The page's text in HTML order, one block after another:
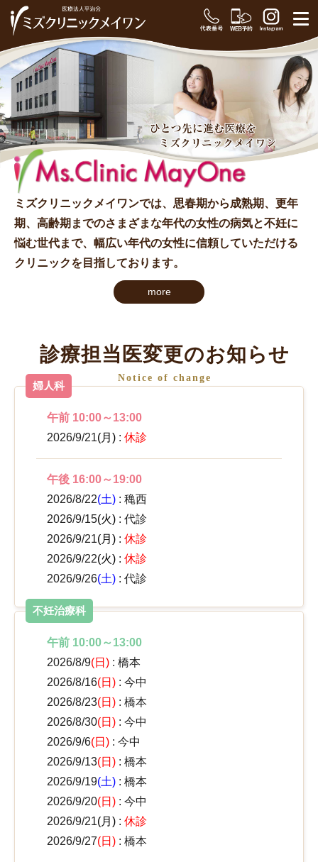
ミズクリニックメイワンでは、思春期から成熟期、更年
期、高齢期までのさまざまな年代の女性の病気と不妊に
悩む世代まで、幅広い年代の女性に信頼していただける
クリニックを目指しております。
more
診療担当医変更のお知らせ
Notice of change
婦人科
午前 10:00～13:00
2026/9/21(月) : 休診
午後 16:00～19:00
2026/8/22(土) : 穐西
2026/9/15(火) : 代診
2026/9/21(月) : 休診
2026/9/22(火) : 休診
2026/9/26(土) : 代診
不妊治療科
午前 10:00～13:00
2026/8/9(日) : 橋本
2026/8/16(日) : 今中
2026/8/23(日) : 橋本
2026/8/30(日) : 今中
2026/9/6(日) : 今中
2026/9/13(日) : 橋本
2026/9/19(土) : 橋本
2026/9/20(日) : 今中
2026/9/21(月) : 休診
2026/9/27(日) : 橋本